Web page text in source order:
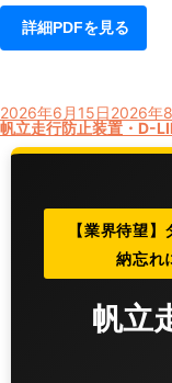
詳細PDFを見る
投
稿
日:
2026年6月15日2026年
帆立走行防止装置・D-
【業界待望
納忘れ
帆立